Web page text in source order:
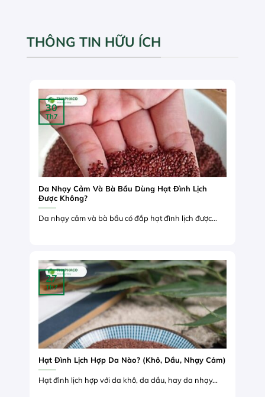
THÔNG TIN HỮU ÍCH
Da Nhạy Cảm Và Bà Bầu Dùng Hạt Đình Lịch
Được Không?
Da nhạy cảm và bà bầu có đắp hạt đình lịch được...
30
Th7
Hạt Đình Lịch Hợp Da Nào? (Khô, Dầu, Nhạy Cảm)
Hạt đình lịch hợp với da khô, da dầu, hay da nhạy...
27
Th7